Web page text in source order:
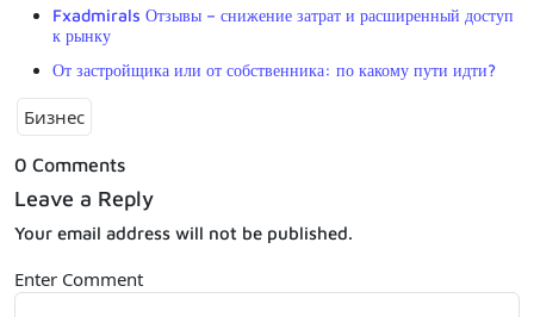
Fxadmirals Отзывы – снижение затрат и расширенный доступ
к рынку
От застройщика или от собственника: по какому пути идти?
Бизнес
0 Comments
Leave a Reply
Your email address will not be published.
Enter Comment